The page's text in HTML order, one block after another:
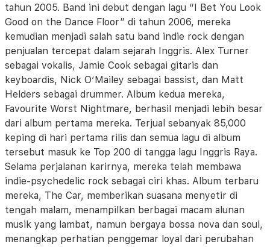
tahun 2005. Band ini debut dengan lagu “I Bet You Look
Good on the Dance Floor” di tahun 2006, mereka
kemudian menjadi salah satu band indie rock dengan
penjualan tercepat dalam sejarah Inggris. Alex Turner
sebagai vokalis, Jamie Cook sebagai gitaris dan
keyboardis, Nick O’Mailey sebagai bassist, dan Matt
Helders sebagai drummer. Album kedua mereka,
Favourite Worst Nightmare, berhasil menjadi lebih besar
dari album pertama mereka. Terjual sebanyak 85,000
keping di hari pertama rilis dan semua lagu di album
tersebut masuk ke Top 200 di tangga lagu Inggris Raya.
Selama perjalanan karirnya, mereka telah membawa
indie-psychedelic rock sebagai ciri khas. Album terbaru
mereka, The Car, memberikan suasana menyetir di
tengah malam, menampilkan berbagai macam alunan
musik yang lambat, namun bergaya bossa nova dan soul,
menangkap perhatian penggemar loyal dari perubahan